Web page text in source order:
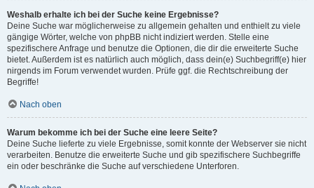
Weshalb erhalte ich bei der Suche keine Ergebnisse?
Deine Suche war möglicherweise zu allgemein gehalten und enthielt zu viele
gängige Wörter, welche von phpBB nicht indiziert werden. Stelle eine
spezifischere Anfrage und benutze die Optionen, die dir die erweiterte Suche
bietet. Außerdem ist es natürlich auch möglich, dass dein(e) Suchbegriff(e) hier
nirgends im Forum verwendet wurden. Prüfe ggf. die Rechtschreibung der
Begriffe!
Nach oben
Warum bekomme ich bei der Suche eine leere Seite?
Deine Suche lieferte zu viele Ergebnisse, somit konnte der Webserver sie nicht
verarbeiten. Benutze die erweiterte Suche und gib spezifischere Suchbegriffe
ein oder beschränke die Suche auf verschiedene Unterforen.